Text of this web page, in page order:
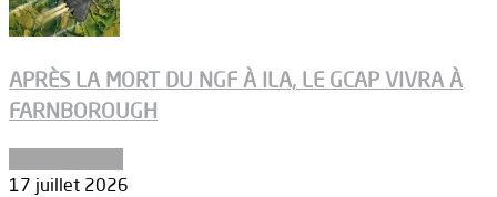
APRÈS LA MORT DU NGF À ILA, LE GCAP VIVRA À
FARNBOROUGH
17 juillet 2026